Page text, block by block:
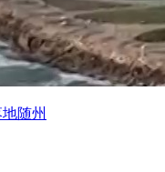
随州